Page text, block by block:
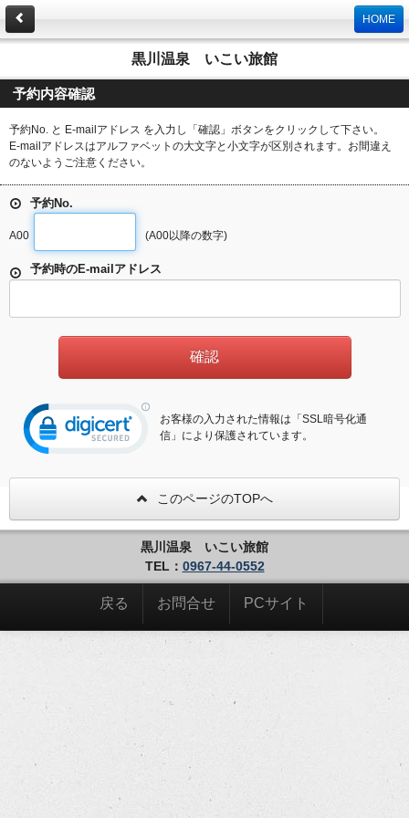
HOME
黒川温泉 いこい旅館
予約内容確認
予約No. と E-mailアドレス を入力し「確認」ボタンをクリックして下さい。
E-mailアドレスはアルファベットの大文字と小文字が区別されます。お間違え
のないようご注意ください。
予約No.
A00 (A00以降の数字)
予約時のE-mailアドレス
お客様の入力された情報は「SSL暗号化通
信」により保護されています。
このページのTOPへ
黒川温泉 いこい旅館
TEL： 0967-44-0552
戻る お問合せ PCサイト